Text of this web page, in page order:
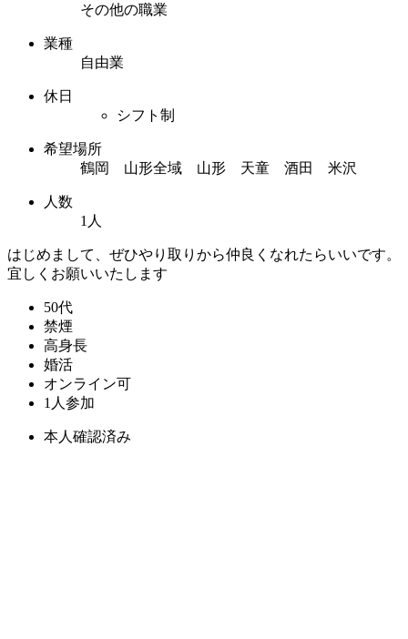
その他の職業
業種
自由業
休日
シフト制
希望場所
鶴岡 山形全域 山形 天童 酒田 米沢
人数
1人
はじめまして、ぜひやり取りから仲良くなれたらいいです。
宜しくお願いいたします
50代
禁煙
高身長
婚活
オンライン可
1人参加
本人確認済み